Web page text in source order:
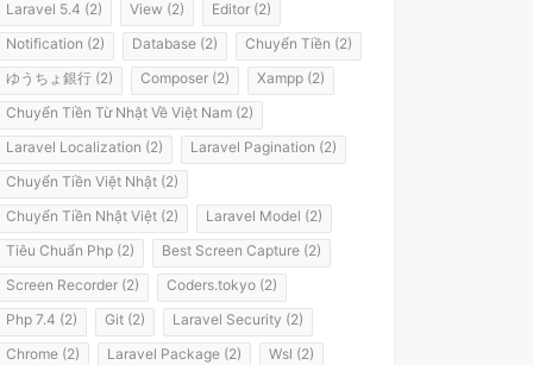
Laravel 5.4 (2)
View (2)
Editor (2)
Notification (2)
Database (2)
Chuyển Tiền (2)
ゆうちょ銀行 (2)
Composer (2)
Xampp (2)
Chuyển Tiền Từ Nhật Về Việt Nam (2)
Laravel Localization (2)
Laravel Pagination (2)
Chuyển Tiền Việt Nhật (2)
Chuyển Tiền Nhật Việt (2)
Laravel Model (2)
Tiêu Chuẩn Php (2)
Best Screen Capture (2)
Screen Recorder (2)
Coders.tokyo (2)
Php 7.4 (2)
Git (2)
Laravel Security (2)
Chrome (2)
Laravel Package (2)
Wsl (2)